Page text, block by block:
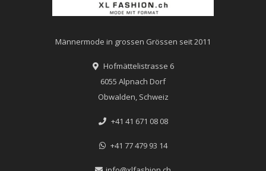
Männermode in grossen Grössen seit 2011
Hofmättelistrasse 6
6055 Alpnach Dorf
Obwalden, Schweiz
+41 41 671 08 08
+41 77 479 93 14